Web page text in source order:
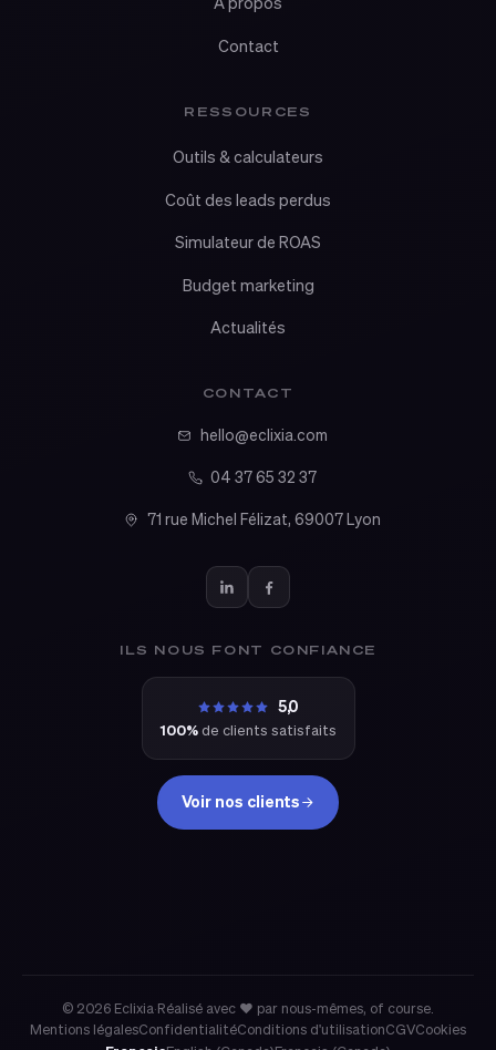
À propos
Contact
RESSOURCES
Outils & calculateurs
Coût des leads perdus
Simulateur de ROAS
Budget marketing
Actualités
CONTACT
hello@eclixia.com
04 37 65 32 37
71 rue Michel Félizat, 69007 Lyon
ILS NOUS FONT CONFIANCE
5,0
100% de clients satisfaits
Voir nos clients
© 2026 Eclixia·Réalisé avec ❤ par nous-mêmes, of course.
Mentions légalesConfidentialitéConditions d'utilisationCGVCookies